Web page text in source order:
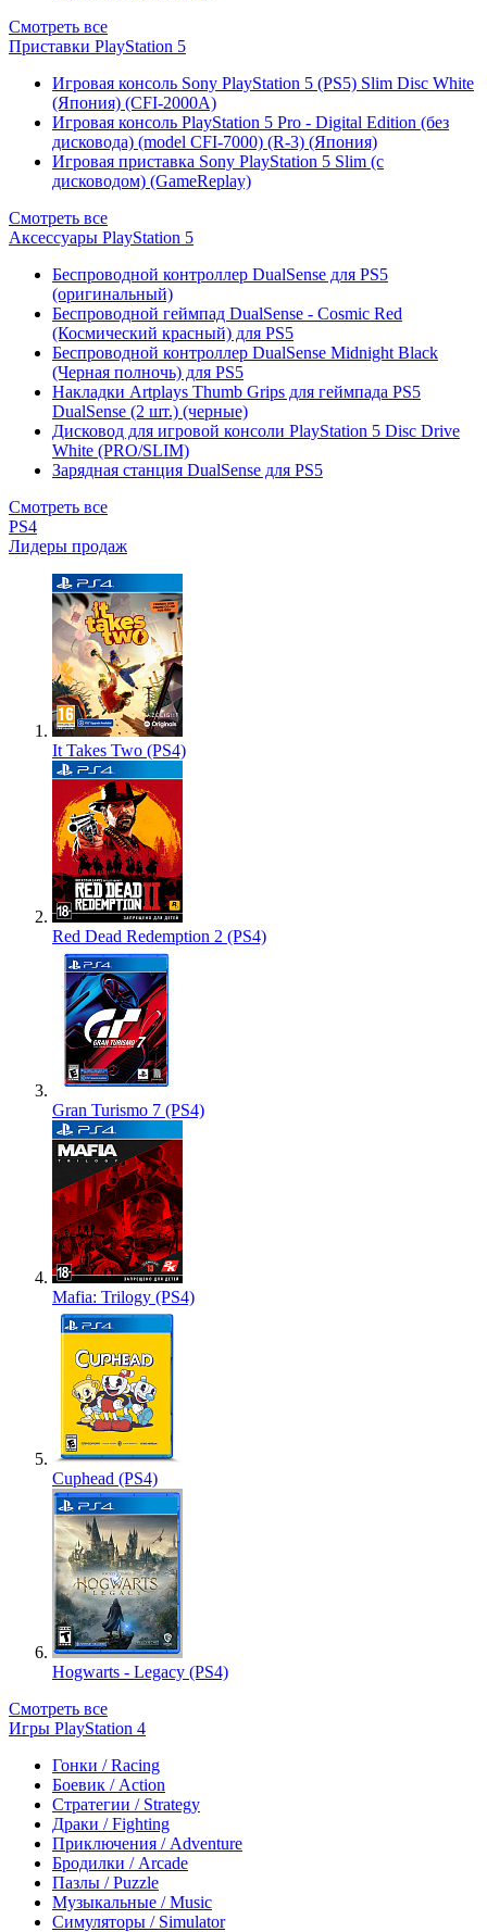
Смотреть все
Приставки PlayStation 5
Игровая консоль Sony PlayStation 5 (PS5) Slim Disc White
(Япония) (CFI-2000A)
Игровая консоль PlayStation 5 Pro - Digital Edition (без
дисковода) (model CFI-7000) (R-3) (Япония)
Игровая приставка Sony PlayStation 5 Slim (с
дисководом) (GameReplay)
Смотреть все
Аксессуары PlayStation 5
Беспроводной контроллер DualSense для PS5
(оригинальный)
Беспроводной геймпад DualSense - Cosmic Red
(Космический красный) для PS5
Беспроводной контроллер DualSense Midnight Black
(Черная полночь) для PS5
Накладки Artplays Thumb Grips для геймпада PS5
DualSense (2 шт.) (черные)
Дисковод для игровой консоли PlayStation 5 Disc Drive
White (PRO/SLIM)
Зарядная станция DualSense для PS5
Смотреть все
PS4
Лидеры продаж
It Takes Two (PS4)
Red Dead Redemption 2 (PS4)
Gran Turismo 7 (PS4)
Mafia: Trilogy (PS4)
Cuphead (PS4)
Hogwarts - Legacy (PS4)
Смотреть все
Игры PlayStation 4
Гонки / Racing
Боевик / Action
Стратегии / Strategy
Драки / Fighting
Приключения / Adventure
Бродилки / Arcade
Пазлы / Puzzle
Музыкальные / Music
Симуляторы / Simulator